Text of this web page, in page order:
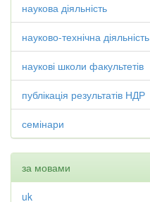
наукова діяльність
науково-технічна діяльність
наукові школи факультетів
публікація результатів НДР
семінари
за мовами
uk